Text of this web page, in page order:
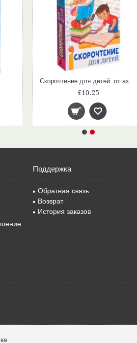
Скорочтение для детей: от азов до уверенного чтения
£10.25
Поддержка
Обратная связь
Возврат
История заказов